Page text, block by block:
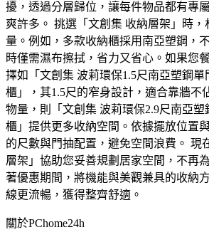
擾，透過分層歸位，讓每件物品都有專
爽許多。 挑選「文創集 收納層架」時，
量。例如，多款收納櫃採用南亞塑鋼，
時僅需濕布擦拭，省力又省心。如果您
擇如「文創集 波莉環保1.5尺南亞塑鋼單
櫃」，其1.5尺的窄身設計，適合靠牆不
物量，則「文創集 波莉環保2.9尺南亞
櫃」提供更多收納空間。依據擺放位置
的尺數與門抽配置，避免空間浪費。 現
層架」協助您妥善規劃居家空間，不再
著優惠期間，將機能與美觀兼具的收納
線更流暢，獲得整齊舒適。
關於PChome24h